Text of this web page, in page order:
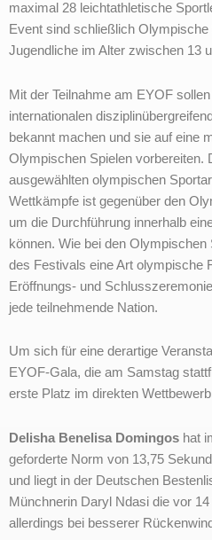
maximal 28 leichtathletische
Event sind schließlich
Jugendliche im Alter zwischen 13
Mit der Teilnahme am EYOF
internationalen
bekannt machen und sie auf eine
Olympischen Spielen vorbereiten.
ausgewählten olympischen
Wettkämpfe ist gegenüber den
um die Durchführung innerhalb
können. Wie bei den
des Festivals eine Art olympische
Eröffnungs- und
jede teilnehmende Nation.
Um sich für eine derartige
EYOF-Gala, die am Samstag
erste Platz im direkten
Delisha Benelisa Domingos hat
geforderte Norm von 13,75
und liegt in der Deutschen
Münchnerin Daryl Ndasi die vor
allerdings bei besserer